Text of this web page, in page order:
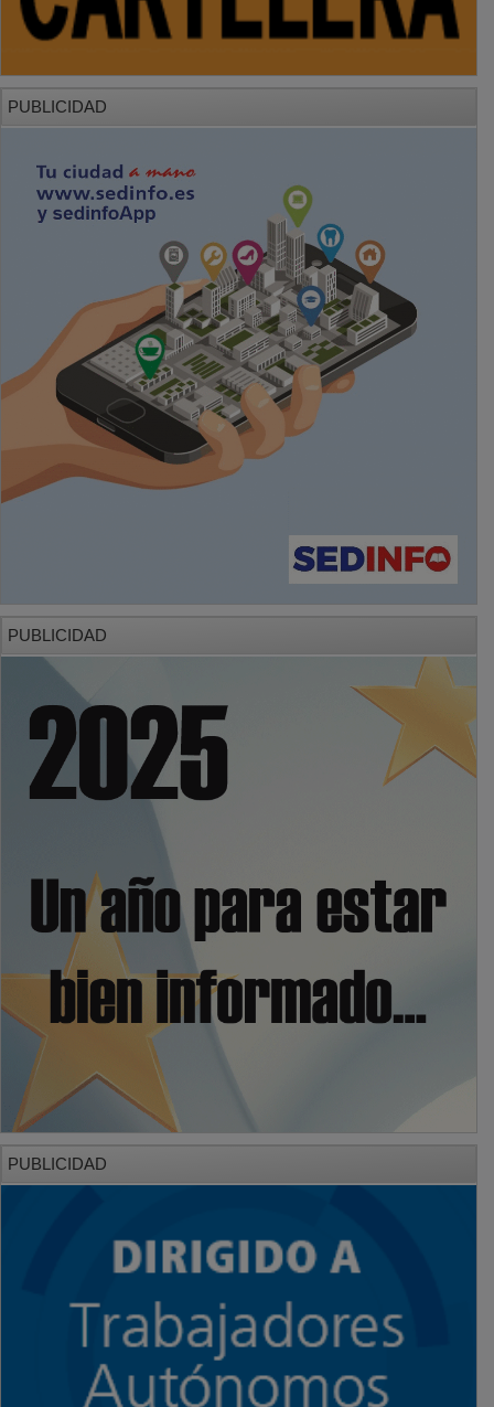
PUBLICIDAD
PUBLICIDAD
PUBLICIDAD